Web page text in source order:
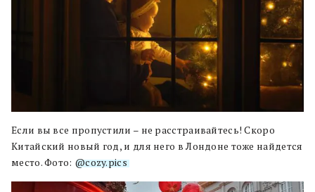
Если вы все пропустили – не расстраивайтесь! Скоро
Китайский новый год, и для него в Лондоне тоже найдется
место. Фото: @cozy.pics